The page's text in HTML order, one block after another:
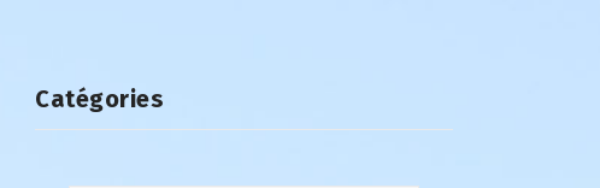
Catégories
Catégories